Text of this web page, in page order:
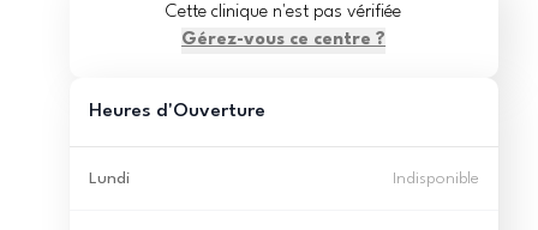
Cette clinique n'est pas vérifiée
Gérez-vous ce centre ?
Heures d'Ouverture
Lundi Indisponible